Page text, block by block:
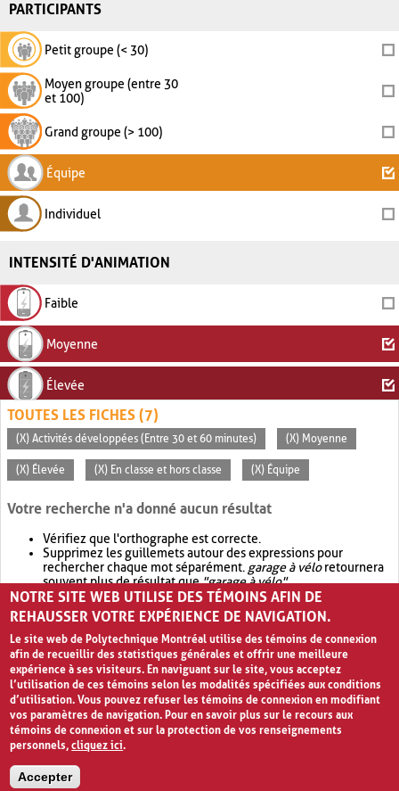
PARTICIPANTS
Petit groupe (< 30)
Moyen groupe (entre 30
et 100)
Grand groupe (> 100)
Équipe
Individuel
INTENSITÉ D'ANIMATION
Faible
Moyenne
Élevée
TOUTES LES FICHES (7)
(X) Activités développées (Entre 30 et 60 minutes) (X) Moyenne
(X) Élevée (X) En classe et hors classe (X) Équipe
Votre recherche n'a donné aucun résultat
Vérifiez que l'orthographe est correcte.
Supprimez les guillemets autour des expressions pour
rechercher chaque mot séparément. garage à véloretournera
souvent plus de résultat que"garage à vélo".
Envisagez d'élargir votre recherche avec OR.garage OR vélo
retournera souvent plus de résultat quegarage à vélo
NOTRE SITE WEB UTILISE DES TÉMOINS AFIN DE
REHAUSSER VOTRE EXPÉRIENCE DE NAVIGATION.
Le site web de Polytechnique Montréal utilise des témoins de connexion
afin de recueillir des statistiques générales et offrir une meilleure
expérience à ses visiteurs. En naviguant sur le site, vous acceptez
l’utilisation de ces témoins selon les modalités spécifiées aux conditions
d’utilisation. Vous pouvez refuser les témoins de connexion en modifiant
vos paramètres de navigation. Pour en savoir plus sur le recours aux
témoins de connexion et sur la protection de vos renseignements
personnels,cliquez ici.
Accepter